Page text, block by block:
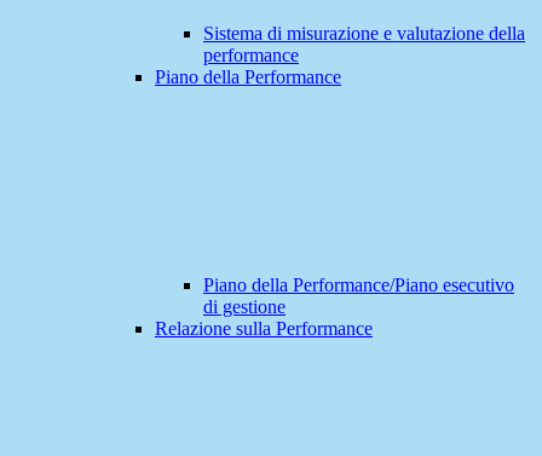
Sistema di misurazione e valutazione della
performance
Piano della Performance
Piano della Performance/Piano esecutivo
di gestione
Relazione sulla Performance